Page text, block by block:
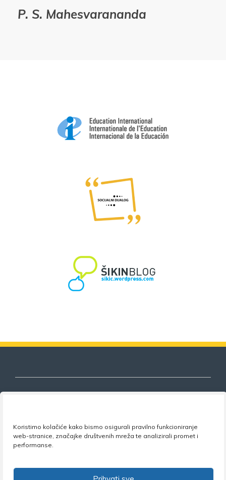
Koristimo kolačiće kako bismo osigurali pravilno funkcioniranje
web-stranice, značajke društvenih mreža te analizirali promet i
performanse.
P. S. Mahesvarananda
Nezavisni sindikat znanosti i visokog
obrazovanja
Zagreb •Tel: +385 1 4847 337 •Email: uprava@nsz.hr